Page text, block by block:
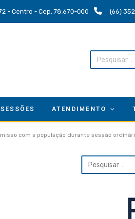
- Centro - Cep: 78.670-000 (66)
SESSÕES ATENDIMENTO
com a população durante sessão